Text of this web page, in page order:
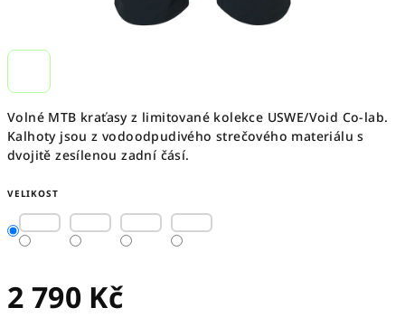
Volné MTB kraťasy z limitované kolekce USWE/Void Co-lab.
Kalhoty jsou z vodoodpudivého strečového materiálu s
dvojitě zesílenou zadní čásí.
VELIKOST
2 790 Kč